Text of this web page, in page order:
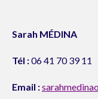
Sarah MÉDINA
Tél :06 41 70 39 11
Email :